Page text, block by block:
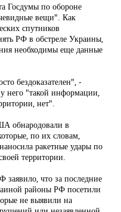
Госдумы по обороне
вещи". Как
спутников
РФ в обстреле Украины,
необходимы еще данные
бездоказателен", -
него "такой информации,
нет".
обнародовали в
по их словам,
ракетные удары по
территории.
заявило, что за последние
районы РФ посетили
не выявили на